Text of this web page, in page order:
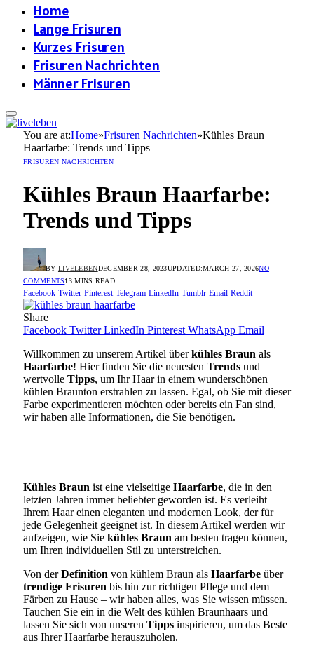
Home
Lange Frisuren
Kurzes Frisuren
Frisuren Nachrichten
Männer Frisuren
You are at:Home»Frisuren Nachrichten»Kühles Braun
Haarfarbe: Trends und Tipps
FRISUREN NACHRICHTEN
Kühles Braun Haarfarbe:
Trends und Tipps
BY LIVELEBENDECEMBER 28, 2023UPDATED:MARCH 27, 2026NO
COMMENTS13 MINS READ
Facebook Twitter Pinterest Telegram LinkedIn Tumblr Email Reddit
Share
Facebook Twitter LinkedIn Pinterest WhatsApp Email
Willkommen zu unserem Artikel überkühles Braun als
Haarfarbe! Hier finden Sie die neuesten Trends und
wertvolle Tipps, um Ihr Haar in einem wunderschönen
kühlen Braunton erstrahlen zu lassen. Egal, ob Sie mit dieser
Farbe experimentieren möchten oder bereits ein Fan sind,
wir haben alle Informationen, die Sie benötigen.
Kühles Braun ist eine vielseitige Haarfarbe, die in den
letzten Jahren immer beliebter geworden ist. Es verleiht
Ihrem Haar einen eleganten und modernen Look, der für
jede Gelegenheit geeignet ist. In diesem Artikel werden wir
aufzeigen, wie Sie kühles Braun am besten tragen können,
um Ihren individuellen Stil zu unterstreichen.
Von derDefinition von kühlem Braun als Haarfarbe über
trendige Frisuren bis hin zur richtigen Pflege und dem
Färben zu Hause – wir haben alles, was Sie wissen müssen.
Tauchen Sie ein in die Welt des kühlen Braunhaars und
lassen Sie sich von unseren Tipps inspirieren, um das Beste
aus Ihrer Haarfarbe herauszuholen.